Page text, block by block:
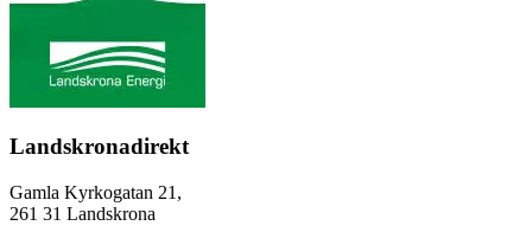
Landskronadirekt
Gamla Kyrkogatan 21,
261 31 Landskrona